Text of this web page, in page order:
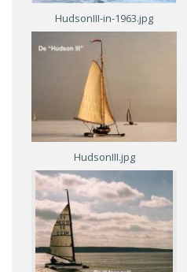
HudsonIII-in-1963.jpg
HudsonIII.jpg